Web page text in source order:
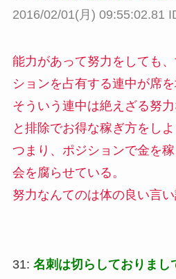
2016/02/01(月) 09:55:02.81
能力があって努力をしても
ションを占有する連中が席を
そういう連中は絶えざる努
と排除でお得な稼ぎ方をしよ
つまり、ポジションで金を
会を腐らせている。
努力なんてのは体の良い言い
31: 名刺は切らしておりまし